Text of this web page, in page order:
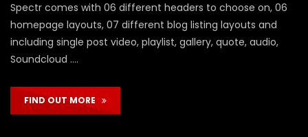
Spectr comes with 06 different headers to choose on, 06
homepage layouts, 07 different blog listing layouts and
including single post video, playlist, gallery, quote, audio,
Soundcloud ….
FIND OUT MORE